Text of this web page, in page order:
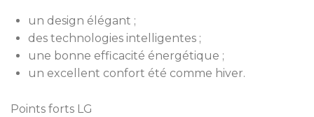
un design élégant ;
des technologies intelligentes ;
une bonne efficacité énergétique ;
un excellent confort été comme hiver.
Points forts LG